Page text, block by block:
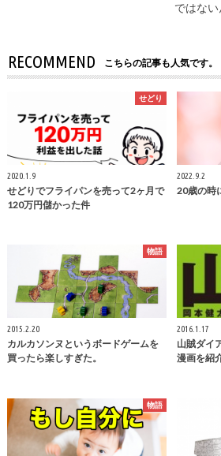
ではない
RECOMMEND こちらの記事も人気です。
せどり
2020.1.9
せどりでフライパンを売って2ヶ月で
120万円儲かった件
2022.9.2
20歳の時
物語
2015.2.20
カルカソンヌというボードゲームを
買ったら楽しすぎた。
2016.1.17
山賊ダイ
漫画を紹
物語